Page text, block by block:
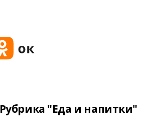
Рубрика "Еда и напитки"